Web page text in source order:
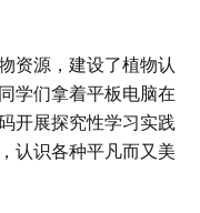
资源，建设了植物认
学们拿着平板电脑在
开展探究性学习实践
认识各种平凡而又美